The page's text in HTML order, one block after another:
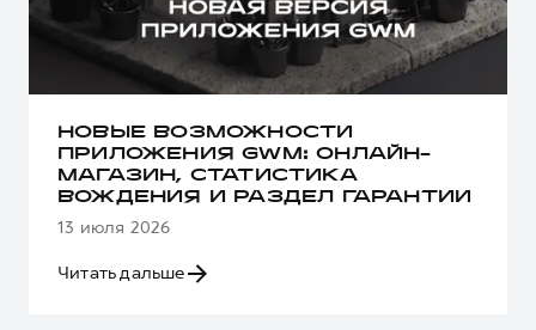
НОВЫЕ ВОЗМОЖНОСТИ
ПРИЛОЖЕНИЯ GWM: ОНЛАЙН-
МАГАЗИН, СТАТИСТИКА
ВОЖДЕНИЯ И РАЗДЕЛ ГАРАНТИИ
13 июля 2026
Читать дальше